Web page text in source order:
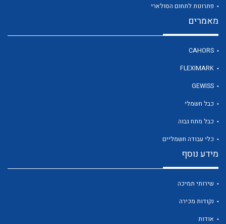
לכל מוצרי היצרן
פתרונות לתחום הסולארי
מאמרים
CAHORS
FLEXIMARK
GEWISS
כבל חשמלי
כבל מתח גבוה
כלי עבודה חשמליים
מידע נוסף
שירותי תמיכה
נקודות מכירה
אודות